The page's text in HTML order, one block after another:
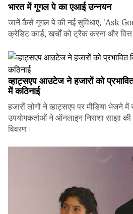
भारत में गूगल पे का एआई उन्नयन
जानें कैसे गूगल पे की नई सुविधाएं, 'Ask
क्रेडिट कार्ड, खर्चों को ट्रैक करना और
व्हाट्सएप आउटेज ने हजारों को
में कठिनाई
हजारों लोगों ने व्हाट्सएप पर मीडिया भेजने
उपयोगकर्ताओं ने ऑनलाइन निराशा साझा
विवरण।